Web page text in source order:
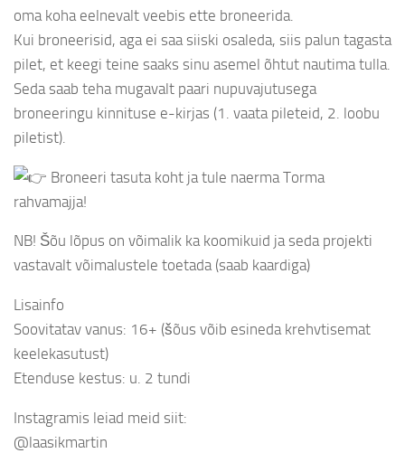
oma koha eelnevalt veebis ette broneerida.
Kui broneerisid, aga ei saa siiski osaleda, siis palun tagasta
pilet, et keegi teine saaks sinu asemel õhtut nautima tulla.
Seda saab teha mugavalt paari nupuvajutusega
broneeringu kinnituse e-kirjas (1. vaata pileteid, 2. loobu
piletist).
Broneeri tasuta koht ja tule naerma Torma
rahvamajja!
NB! Šõu lõpus on võimalik ka koomikuid ja seda projekti
vastavalt võimalustele toetada (saab kaardiga)
Lisainfo
Soovitatav vanus: 16+ (šõus võib esineda krehvtisemat
keelekasutust)
Etenduse kestus: u. 2 tundi
Instagramis leiad meid siit:
@laasikmartin